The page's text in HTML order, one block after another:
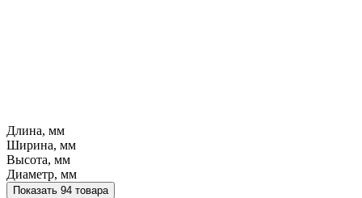
Длина, мм
Ширина, мм
Высота, мм
Диаметр, мм
Показать 94 товара